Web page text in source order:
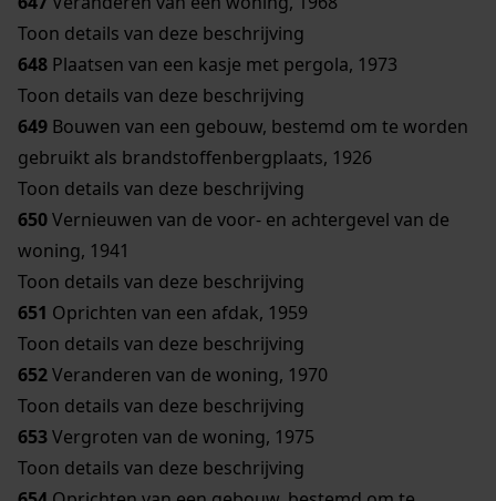
Toon details van deze beschrijving
648 Plaatsen van een kasje met pergola, 1973
Toon details van deze beschrijving
649 Bouwen van een gebouw, bestemd om te worden
gebruikt als brandstoffenbergplaats, 1926
Toon details van deze beschrijving
650Vernieuwen van de voor- en achtergevel van de
woning, 1941
Toon details van deze beschrijving
651 Oprichten van een afdak, 1959
Toon details van deze beschrijving
652Veranderen van de woning, 1970
Toon details van deze beschrijving
653Vergroten van de woning, 1975
Toon details van deze beschrijving